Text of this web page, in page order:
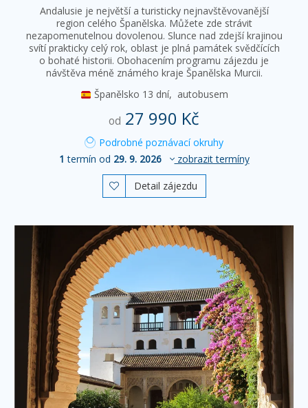
Andalusie je největší a turisticky nejnavštěvovanější
region celého Španělska. Můžete zde strávit
nezapomenutelnou dovolenou. Slunce nad zdejší krajinou
svítí prakticky celý rok, oblast je plná památek svědčících
o bohaté historii. Obohacením programu zájezdu je
návštěva méně známého kraje Španělska Murcii.
Španělsko 13 dní, autobusem
od 27 990 Kč
Podrobné poznávací okruhy
1 termín od 29. 9. 2026 zobrazit termíny
 Detail zájezdu